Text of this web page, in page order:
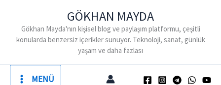
GÖKHAN MAYDA
Gökhan Mayda'nın kişisel blog ve paylaşım platformu, çeşitli
konularda benzersiz içerikler sunuyor. Teknoloji, sanat, günlük
yaşam ve daha fazlası
MENÜ